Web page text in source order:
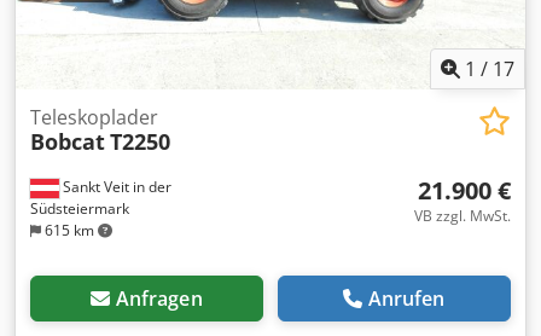
1 / 17
Sankt Veit in der
Südsteiermark
615 km
Teleskoplader
BobcatT2250
21.900 €
VB zzgl. MwSt.
Anfragen Anrufen